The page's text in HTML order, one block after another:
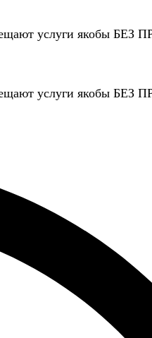
услуги якобы
услуги якобы